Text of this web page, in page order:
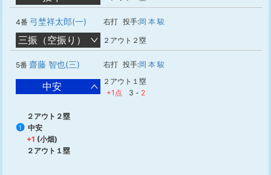
4番 弓埜祥太郎(一) 右打 投手:岡 本 駿
三振（空振り） ２アウト２塁
5番 齋藤 智也(三) 右打 投手:岡 本 駿
中安
２アウト１塁
+1点
3 - 2
２アウト２塁
1
中安
+1 (小畑)
２アウト１塁